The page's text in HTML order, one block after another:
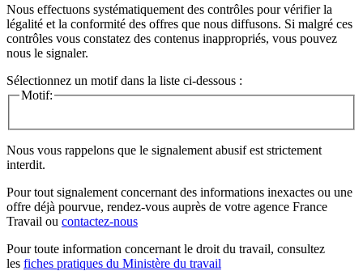
Nous effectuons systématiquement des contrôles pour vérifier la
légalité et la conformité des offres que nous diffusons. Si malgré ces
contrôles vous constatez des contenus inappropriés, vous pouvez
nous le signaler.
Sélectionnez un motif dans la liste ci-dessous :
Motif:
Nous vous rappelons que le signalement abusif est strictement
interdit.
Pour tout signalement concernant des informations inexactes ou une
offre déjà pourvue, rendez-vous auprès de votre agence France
Travail ou contactez-nous
Pour toute information concernant le droit du travail, consultez
les fiches pratiques du Ministère du travail